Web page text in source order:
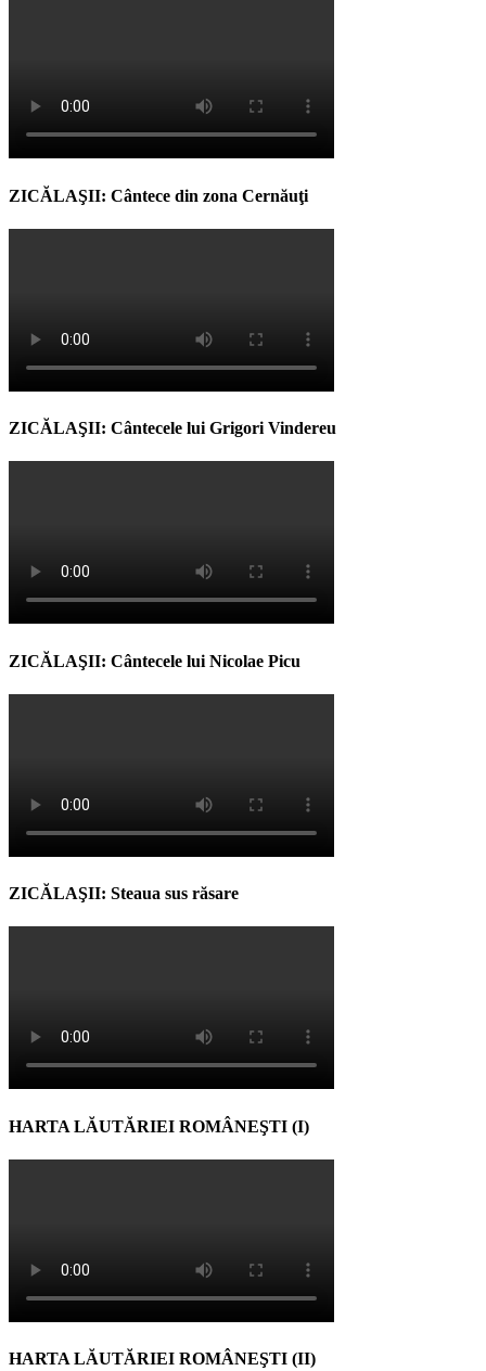
ZICĂLAŞII: Cântece din zona Cernăuţi
ZICĂLAŞII: Cântecele lui Grigori Vindereu
ZICĂLAŞII: Cântecele lui Nicolae Picu
ZICĂLAŞII: Steaua sus răsare
HARTA LĂUTĂRIEI ROMÂNEŞTI (I)
HARTA LĂUTĂRIEI ROMÂNEŞTI (II)